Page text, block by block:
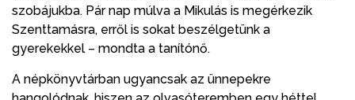
szobájukba. Pár nap múlva a Mikulás is megérkezik
Szenttamásra, erről is sokat beszélgetünk a
gyerekekkel – mondta a tanítónő.
A népkönyvtárban ugyancsak az ünnepekre